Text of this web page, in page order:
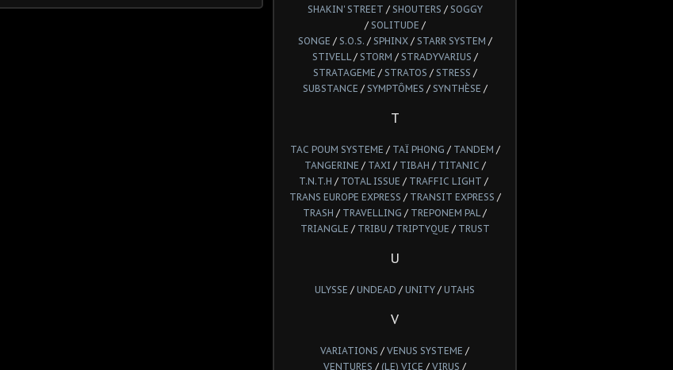
SHAKIN' STREET / SHOUTERS / SOGGY
/ SOLITUDE /
SONGE / S.O.S. / SPHINX/ STARR SYSTEM /
STIVELL/ STORM / STRADYVARIUS /
STRATAGEME / STRATOS / STRESS /
SUBSTANCE / SYMPTÔMES / SYNTHÈSE /
T
TAC POUM SYSTEME / TAÏ PHONG / TANDEM /
TANGERINE / TAXI / TIBAH / TITANIC /
T.N.T.H / TOTAL ISSUE / TRAFFIC LIGHT /
TRANS EUROPE EXPRESS / TRANSIT EXPRESS /
TRASH / TRAVELLING / TREPONEM PAL/
TRIANGLE / TRIBU / TRIPTYQUE / TRUST
U
ULYSSE / UNDEAD / UNITY / UTAHS
V
VARIATIONS / VENUS SYSTEME /
VENTURES / (LE) VICE / VIRUS /